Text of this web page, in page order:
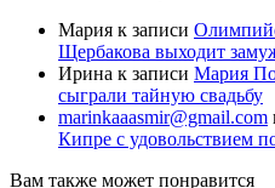
Мария к записи
Щербакова выходит
Ирина к записи Мария
сыграли тайную свадьбу
marinkaaasmir@gmail.com
Кипре с удовольствием
Вам также может понравится